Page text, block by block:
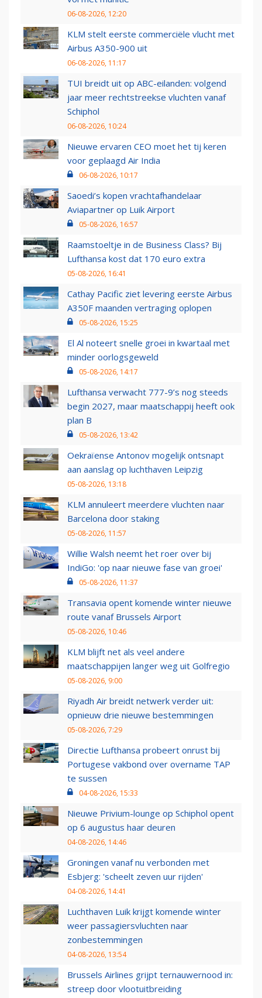
06-08-2026, 12:20
KLM stelt eerste commerciële vlucht met
Airbus A350-900 uit
06-08-2026, 11:17
TUI breidt uit op ABC-eilanden: volgend
jaar meer rechtstreekse vluchten vanaf
Schiphol
06-08-2026, 10:24
Nieuwe ervaren CEO moet het tij keren
voor geplaagd Air India
06-08-2026, 10:17
Saoedi’s kopen vrachtafhandelaar
Aviapartner op Luik Airport
05-08-2026, 16:57
Raamstoeltje in de Business Class? Bij
Lufthansa kost dat 170 euro extra
05-08-2026, 16:41
Cathay Pacific ziet levering eerste Airbus
A350F maanden vertraging oplopen
05-08-2026, 15:25
El Al noteert snelle groei in kwartaal met
minder oorlogsgeweld
05-08-2026, 14:17
Lufthansa verwacht 777-9’s nog steeds
begin 2027, maar maatschappij heeft ook
plan B
05-08-2026, 13:42
Oekraïense Antonov mogelijk ontsnapt
aan aanslag op luchthaven Leipzig
05-08-2026, 13:18
KLM annuleert meerdere vluchten naar
Barcelona door staking
05-08-2026, 11:57
Willie Walsh neemt het roer over bij
IndiGo: 'op naar nieuwe fase van groei'
05-08-2026, 11:37
Transavia opent komende winter nieuwe
route vanaf Brussels Airport
05-08-2026, 10:46
KLM blijft net als veel andere
maatschappijen langer weg uit Golfregio
05-08-2026, 9:00
Riyadh Air breidt netwerk verder uit:
opnieuw drie nieuwe bestemmingen
05-08-2026, 7:29
Directie Lufthansa probeert onrust bij
Portugese vakbond over overname TAP
te sussen
04-08-2026, 15:33
Nieuwe Privium-lounge op Schiphol opent
op 6 augustus haar deuren
04-08-2026, 14:46
Groningen vanaf nu verbonden met
Esbjerg: 'scheelt zeven uur rijden'
04-08-2026, 14:41
Luchthaven Luik krijgt komende winter
weer passagiersvluchten naar
zonbestemmingen
04-08-2026, 13:54
Brussels Airlines grijpt ternauwernood in:
streep door vlootuitbreiding